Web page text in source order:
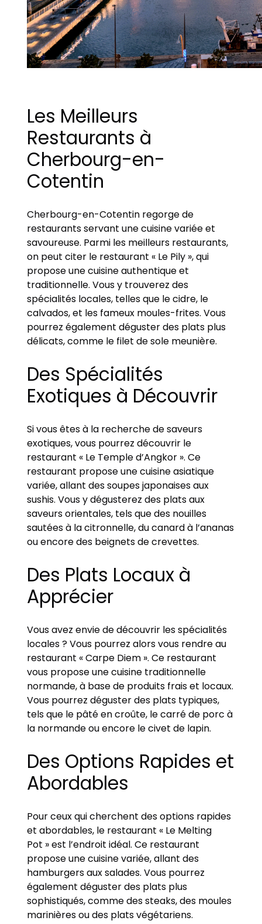
Les Meilleurs
Restaurants à
Cherbourg-en-
Cotentin
Cherbourg-en-Cotentin regorge de
restaurants servant une cuisine variée et
savoureuse. Parmi les meilleurs restaurants,
on peut citer le restaurant « Le Pily », qui
propose une cuisine authentique et
traditionnelle. Vous y trouverez des
spécialités locales, telles que le cidre, le
calvados, et les fameux moules-frites. Vous
pourrez également déguster des plats plus
délicats, comme le filet de sole meunière.
Des Spécialités
Exotiques à Découvrir
Si vous êtes à la recherche de saveurs
exotiques, vous pourrez découvrir le
restaurant « Le Temple d’Angkor ». Ce
restaurant propose une cuisine asiatique
variée, allant des soupes japonaises aux
sushis. Vous y dégusterez des plats aux
saveurs orientales, tels que des nouilles
sautées à la citronnelle, du canard à l’ananas
ou encore des beignets de crevettes.
Des Plats Locaux à
Apprécier
Vous avez envie de découvrir les spécialités
locales ? Vous pourrez alors vous rendre au
restaurant « Carpe Diem ». Ce restaurant
vous propose une cuisine traditionnelle
normande, à base de produits frais et locaux.
Vous pourrez déguster des plats typiques,
tels que le pâté en croûte, le carré de porc à
la normande ou encore le civet de lapin.
Des Options Rapides et
Abordables
Pour ceux qui cherchent des options rapides
et abordables, le restaurant « Le Melting
Pot » est l’endroit idéal. Ce restaurant
propose une cuisine variée, allant des
hamburgers aux salades. Vous pourrez
également déguster des plats plus
sophistiqués, comme des steaks, des moules
marinières ou des plats végétariens.